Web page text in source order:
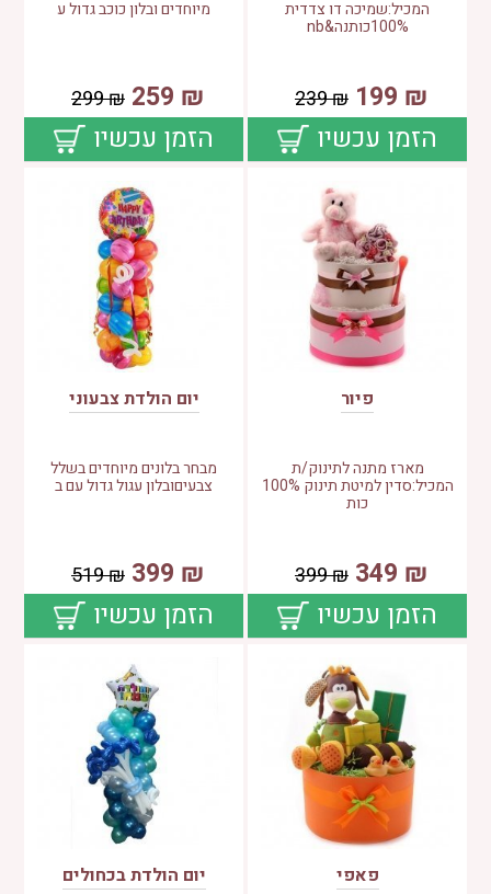
המכיל:שמיכה דו צדדית
100%כותנה&nb
₪
199
₪
239
הזמן עכשיו
מיוחדים ובלון כוכב גדול ע
₪
259
₪
299
הזמן עכשיו
פיור
מארז מתנה לתינוק/ת
המכיל:סדין למיטת תינוק 100%
כות
₪
349
₪
399
הזמן עכשיו
יום הולדת צבעוני
מבחר בלונים מיוחדים בשלל
צבעיםובלון עגול גדול עם ב
₪
399
₪
519
הזמן עכשיו
פאפי יום הולדת בכחולים